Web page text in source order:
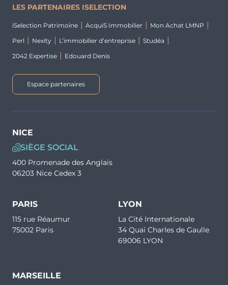
LES PARTENAIRES ISELECTION
iSelection Patrimoine AcquiS Immobilier
Mon Achat LMNP
Perl
Nexity L’immobilier d’entreprise
Studéa
2042 Expertise
Edouard Denis
Espace partenaires
NICE
SIÈGE SOCIAL
400 Promenade des Anglais
06203 Nice Cedex 3
PARIS
115 rue Réaumur
75002 Paris
LYON
La Cité Internationale
34 Quai Charles de Gaulle
69006 LYON
MARSEILLE